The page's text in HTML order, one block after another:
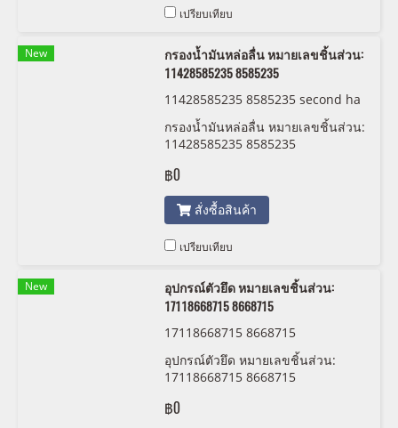
เปรียบเทียบ
New
กรองน้ำมันหล่อลื่น หมายเลขชิ้นส่วน:
11428585235 8585235
11428585235 8585235 second ha
กรองน้ำมันหล่อลื่น หมายเลขชิ้นส่วน:
11428585235 8585235
฿0
สั่งซื้อสินค้า
เปรียบเทียบ
New
อุปกรณ์ตัวยึด หมายเลขชิ้นส่วน:
17118668715 8668715
17118668715 8668715
อุปกรณ์ตัวยึด หมายเลขชิ้นส่วน:
17118668715 8668715
฿0